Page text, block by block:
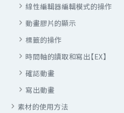
線性編輯器編輯模式的操作
動畫膠片的顯示
標籤的操作
時間軸的讀取和寫出【EX】
確認動畫
寫出動畫
素材的使用方法